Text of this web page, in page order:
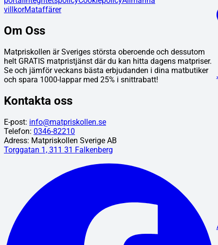
villkorMataffärer
Om Oss
Matpriskollen är Sveriges största oberoende och dessutom
helt GRATIS matpristjänst där du kan hitta dagens matpriser.
Se och jämför veckans bästa erbjudanden i dina matbutiker
och spara 1000-lappar med 25% i snittrabatt!
Kontakta oss
E-post: info@matpriskollen.se
Telefon: 0346-82210
Adress: Matpriskollen Sverige AB
Torggatan 1, 311 31 Falkenberg